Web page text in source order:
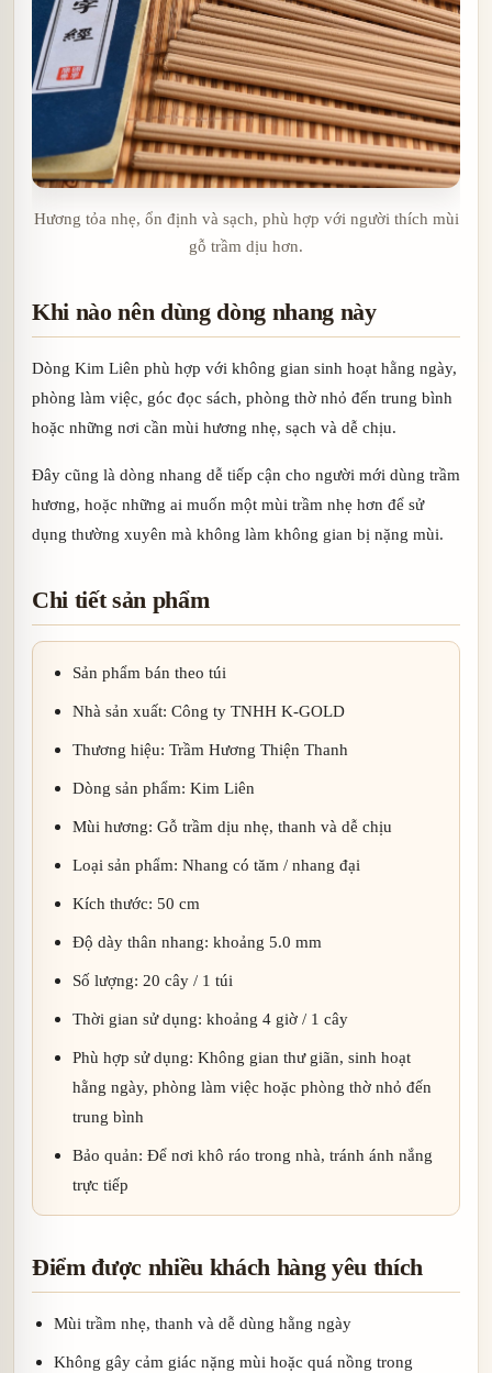
Hương tỏa nhẹ, ổn định và sạch, phù hợp với người thích mùi
gỗ trầm dịu hơn.
Khi nào nên dùng dòng nhang này
Dòng Kim Liên phù hợp với không gian sinh hoạt hằng ngày,
phòng làm việc, góc đọc sách, phòng thờ nhỏ đến trung bình
hoặc những nơi cần mùi hương nhẹ, sạch và dễ chịu.
Đây cũng là dòng nhang dễ tiếp cận cho người mới dùng trầm
hương, hoặc những ai muốn một mùi trầm nhẹ hơn để sử
dụng thường xuyên mà không làm không gian bị nặng mùi.
Chi tiết sản phẩm
Sản phẩm bán theo túi
Nhà sản xuất: Công ty TNHH K-GOLD
Thương hiệu: Trầm Hương Thiện Thanh
Dòng sản phẩm: Kim Liên
Mùi hương: Gỗ trầm dịu nhẹ, thanh và dễ chịu
Loại sản phẩm: Nhang có tăm / nhang đại
Kích thước: 50 cm
Độ dày thân nhang: khoảng 5.0 mm
Số lượng: 20 cây / 1 túi
Thời gian sử dụng: khoảng 4 giờ / 1 cây
Phù hợp sử dụng: Không gian thư giãn, sinh hoạt
hằng ngày, phòng làm việc hoặc phòng thờ nhỏ đến
trung bình
Bảo quản: Để nơi khô ráo trong nhà, tránh ánh nắng
trực tiếp
Điểm được nhiều khách hàng yêu thích
Mùi trầm nhẹ, thanh và dễ dùng hằng ngày
Không gây cảm giác nặng mùi hoặc quá nồng trong